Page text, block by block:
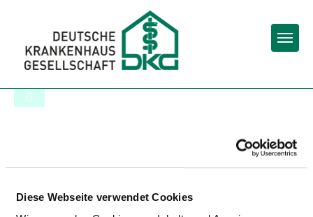
Diese Webseite verwendet Cookies
AUGENKLINIK IM RING-